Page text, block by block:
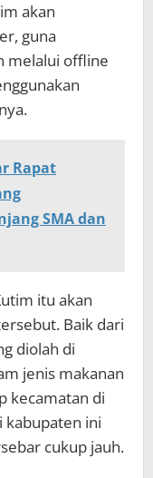
akan
guna
melalui offline
Rapat
SMA dan
itu akan
Baik dari
diolah di
jenis makanan
kecamatan di
kabupaten ini
cukup jauh.